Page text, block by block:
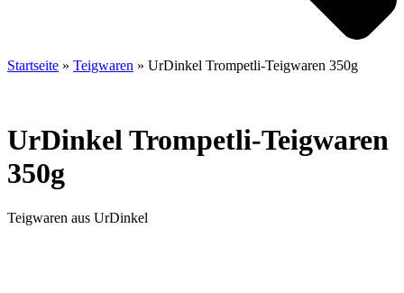
Startseite » Teigwaren » UrDinkel Trompetli-Teigwaren 350g
UrDinkel Trompetli-Teigwaren
350g
Teigwaren aus UrDinkel